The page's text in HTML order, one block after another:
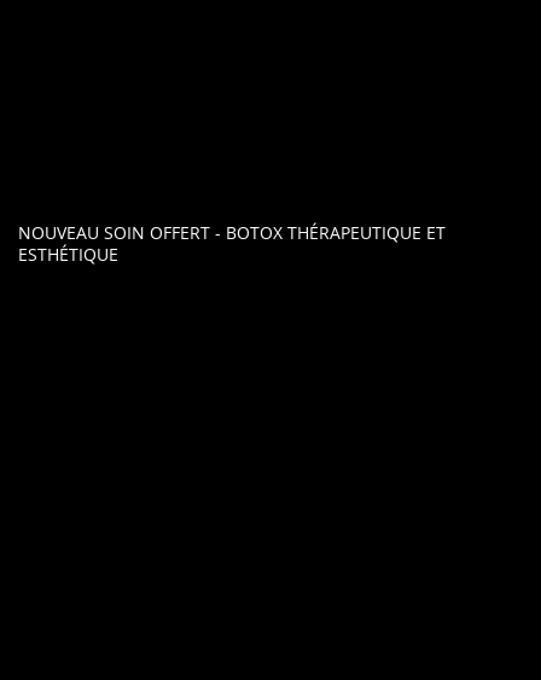
NOUVEAU SOIN OFFERT - BOTOX THÉRAPEUTIQUE ET
ESTHÉTIQUE